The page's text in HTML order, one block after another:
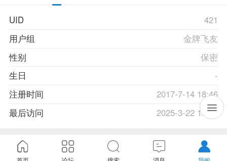
UID
421
用户组
金牌飞友
性别
保密
生日
-
注册时间
2017-7-14 18:46
最后访问
2025-3-22 10:03